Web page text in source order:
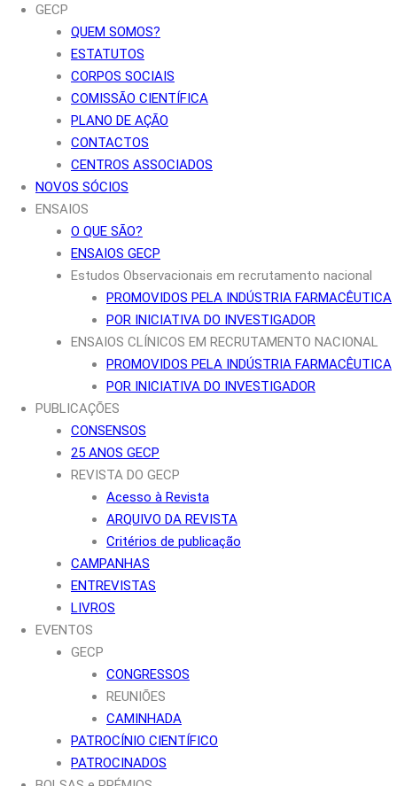
GECP
QUEM SOMOS?
ESTATUTOS
CORPOS SOCIAIS
COMISSÃO CIENTÍFICA
PLANO DE AÇÃO
CONTACTOS
CENTROS ASSOCIADOS
NOVOS SÓCIOS
ENSAIOS
O QUE SÃO?
ENSAIOS GECP
Estudos Observacionais em recrutamento nacional
PROMOVIDOS PELA INDÚSTRIA FARMACÊUTICA
POR INICIATIVA DO INVESTIGADOR
ENSAIOS CLÍNICOS EM RECRUTAMENTO NACIONAL
PROMOVIDOS PELA INDÚSTRIA FARMACÊUTICA
POR INICIATIVA DO INVESTIGADOR
PUBLICAÇÕES
CONSENSOS
25 ANOS GECP
REVISTA DO GECP
Acesso à Revista
ARQUIVO DA REVISTA
Critérios de publicação
CAMPANHAS
ENTREVISTAS
LIVROS
EVENTOS
GECP
CONGRESSOS
REUNIÕES
CAMINHADA
PATROCÍNIO CIENTÍFICO
PATROCINADOS